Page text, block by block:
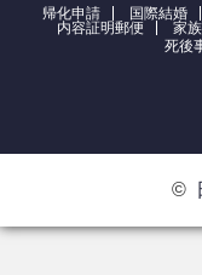
帰化申請 国際結婚
内容証明郵便
家
死後
©